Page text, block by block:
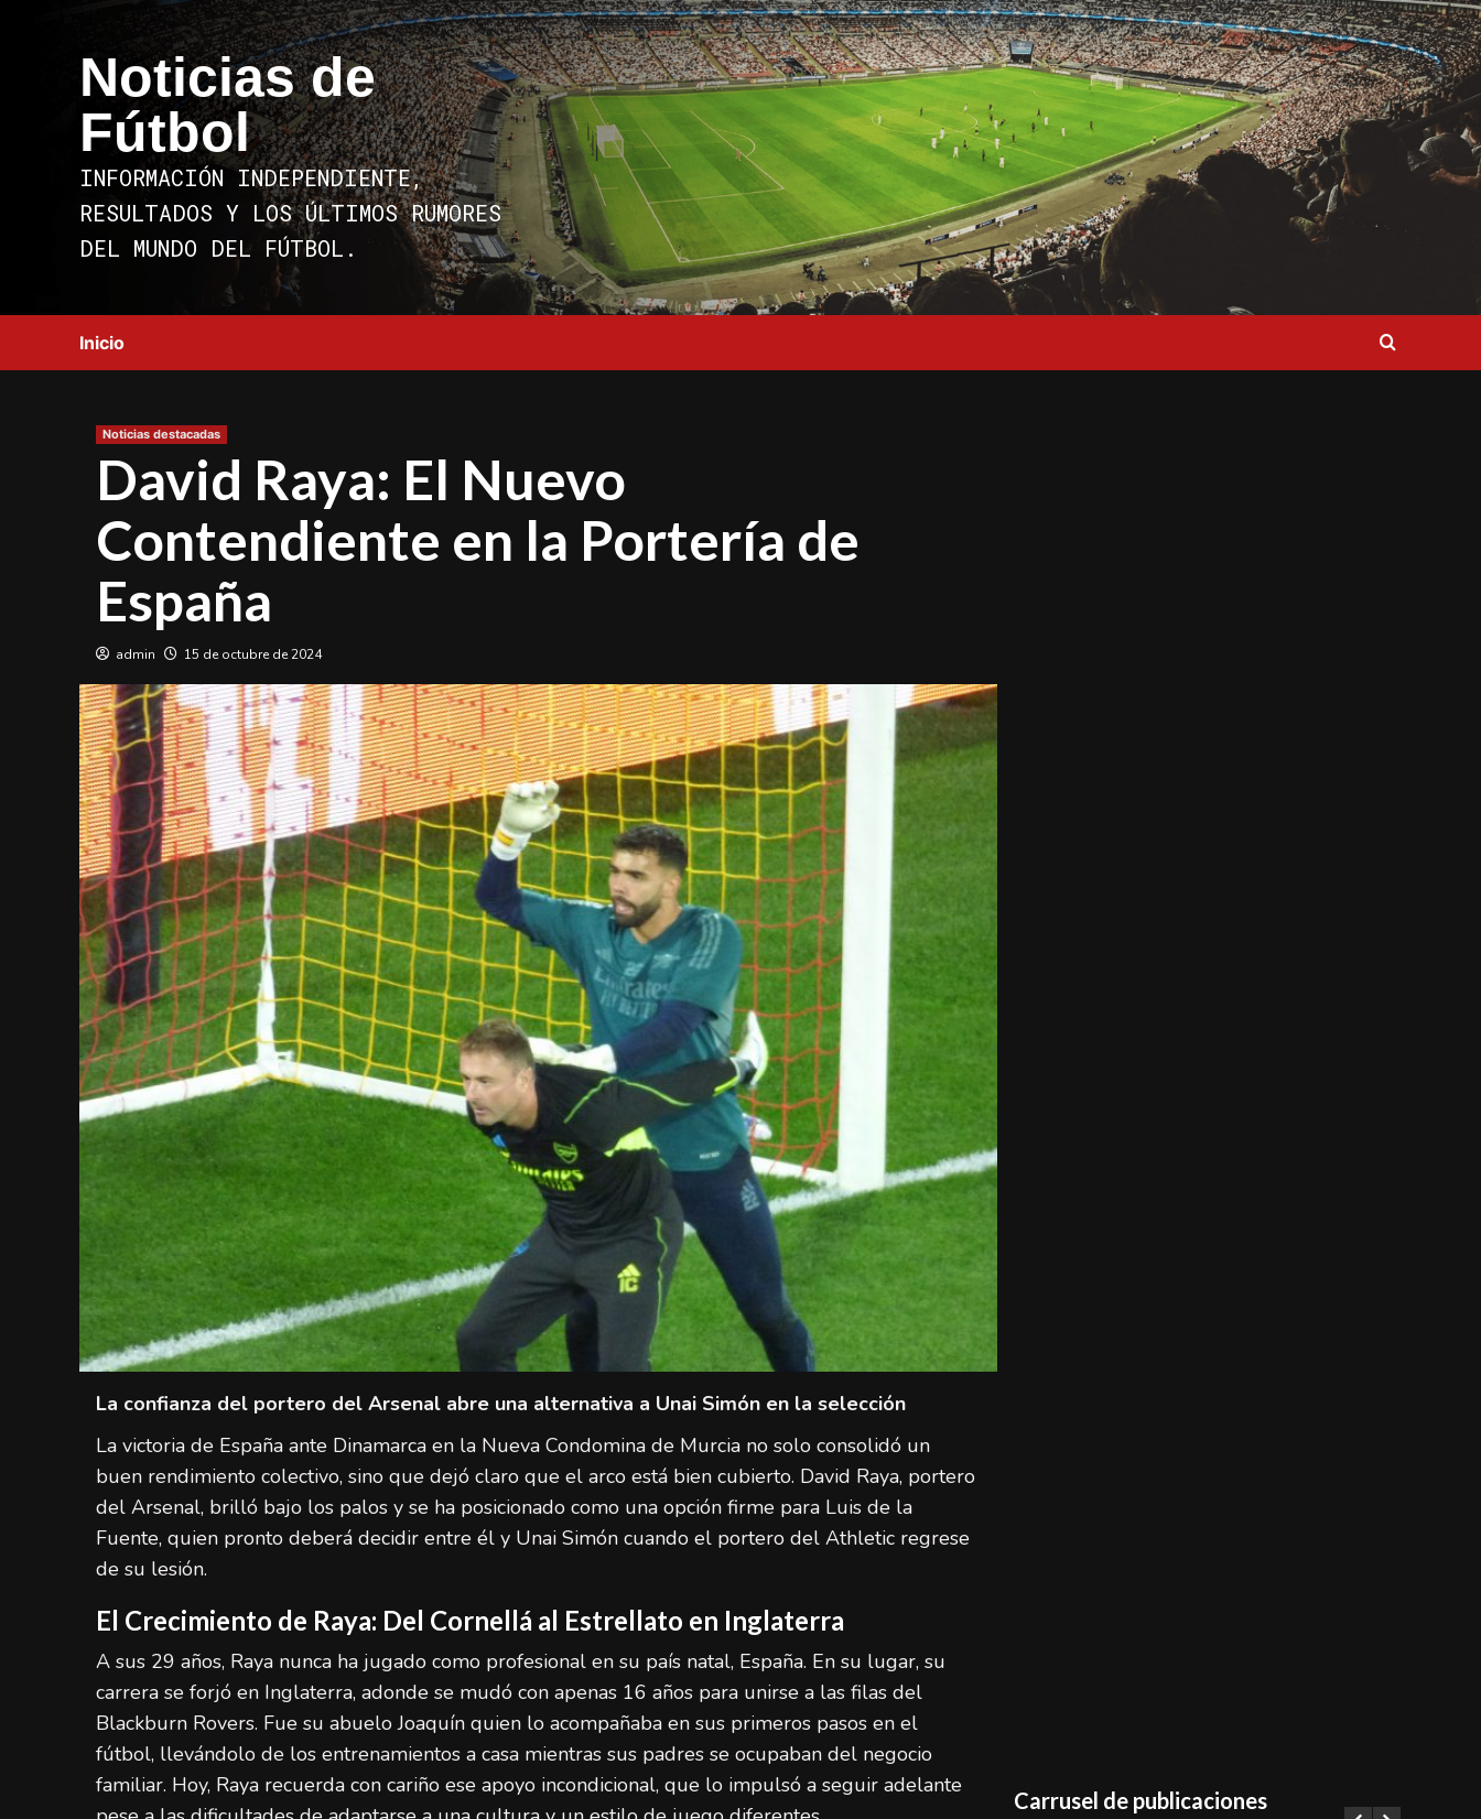
Noticias de
Fútbol
INFORMACIÓN INDEPENDIENTE,
RESULTADOS Y LOS ÚLTIMOS RUMORES
DEL MUNDO DEL FÚTBOL.
Inicio
Noticias destacadas
David Raya: El Nuevo
Contendiente en la Portería de
España
admin 15 de octubre de 2024
La confianza del portero del Arsenal abre una alternativa a Unai Simón en la selección
La victoria de España ante Dinamarca en la Nueva Condomina de Murcia no solo consolidó un
buen rendimiento colectivo, sino que dejó claro que el arco está bien cubierto. David Raya, portero
del Arsenal, brilló bajo los palos y se ha posicionado como una opción firme para Luis de la
Fuente, quien pronto deberá decidir entre él y Unai Simón cuando el portero del Athletic regrese
de su lesión.
El Crecimiento de Raya: Del Cornellá al Estrellato en Inglaterra
A sus 29 años, Raya nunca ha jugado como profesional en su país natal, España. En su lugar, su
carrera se forjó en Inglaterra, adonde se mudó con apenas 16 años para unirse a las filas del
Blackburn Rovers. Fue su abuelo Joaquín quien lo acompañaba en sus primeros pasos en el
fútbol, llevándolo de los entrenamientos a casa mientras sus padres se ocupaban del negocio
familiar. Hoy, Raya recuerda con cariño ese apoyo incondicional, que lo impulsó a seguir adelante
Carrusel de publicaciones